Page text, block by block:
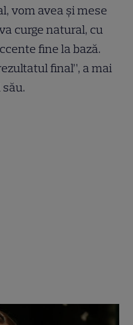
vom avea și mese
curge natural, cu
fine la bază.
final”, a mai